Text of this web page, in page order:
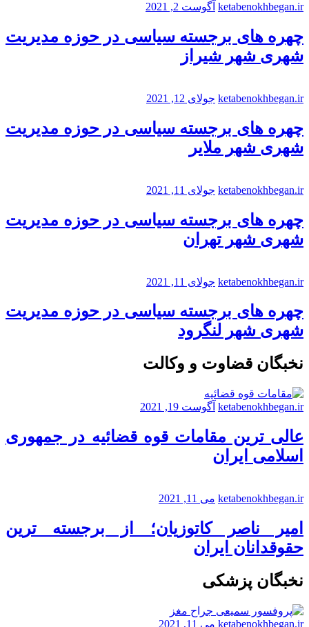
ketabenokhbegan.ir آگوست 2, 2021
چهره های برجسته سیاسی در حوزه مدیریت
شهری شهر شیراز
ketabenokhbegan.ir جولای 12, 2021
چهره های برجسته سیاسی در حوزه مدیریت
شهری شهر ملایر
ketabenokhbegan.ir جولای 11, 2021
چهره های برجسته سیاسی در حوزه مدیریت
شهری شهر تهران
ketabenokhbegan.ir جولای 11, 2021
چهره های برجسته سیاسی در حوزه مدیریت
شهری شهر لنگرود
نخبگان قضاوت و وکالت
ketabenokhbegan.ir آگوست 19, 2021
عالی ترین مقامات قوه قضائیه در جمهوری
اسلامی ایران
ketabenokhbegan.ir می 11, 2021
امیر ناصر کاتوزیان؛ از برجسته ترین
حقوقدانان ایران
نخبگان پزشکی
ketabenokhbegan.ir می 11, 2021